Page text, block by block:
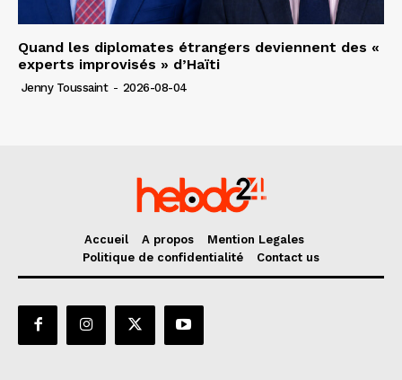
Quand les diplomates étrangers deviennent des «
experts improvisés » d’Haïti
Jenny Toussaint - 2026-08-04
Accueil A propos
Mention Legales
Politique de confidentialité
Contact us